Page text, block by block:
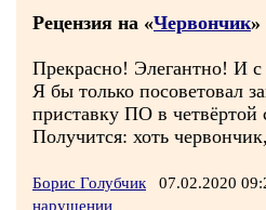
Рецензия на «Червончик»
Прекрасно! Элегантно! И
Я бы только посоветовал
приставку ПО в четвёртой
Получится: хоть
Борис Голубчик 07.02.2020
нарушении